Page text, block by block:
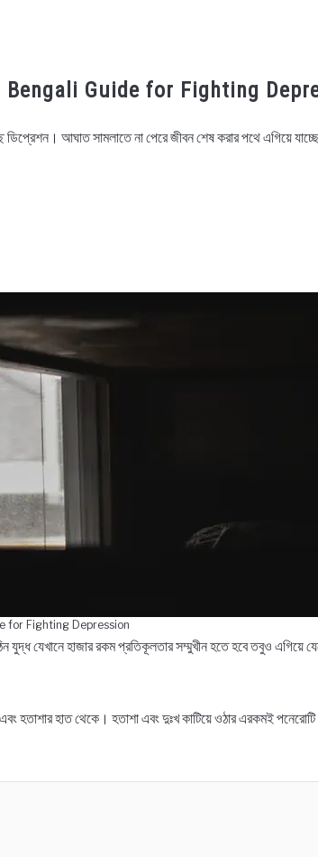
– Bengali Guide for Fighting
ডিপ্রেশন। আঘাত সামলাতে না পেরে জীবন শেষ করার পথে এগিয়ে
for Fighting Depression
যেখানে হাজার রকম প্রতিকূলতার সম্মুখীন হতে হবে তবুও এগিয়ে
হতাশার হাত থেকে। হতাশা এবং দুঃখ কাটিয়ে ওঠার এরকমই পনেরোটি